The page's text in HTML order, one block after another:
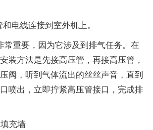
电线连接到室外机上。
常重要，因为它涉及到排气任务。在
装方法是先接高压管，再接高压管，
阀，听到气体流出的丝丝声音，直到
喷出，立即拧紧高压管接口，完成排
充墙